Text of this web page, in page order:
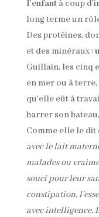
l’enfantà coup
long terme un
Des protéines,
et des minéraux :
Guillain, les cinq
en mer ou à
qu’elle eût à
barrer son
Comme elle le dit
avec le lait
malades ou
souci pour leur
constipation,
avec intelligence.